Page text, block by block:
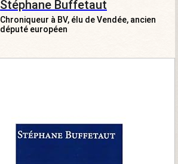
Stéphane Buffetaut
Chroniqueur à BV, élu de Vendée, ancien
député européen